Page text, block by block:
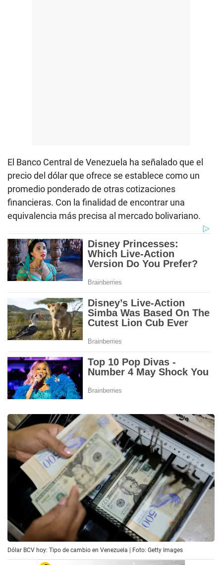
El Banco Central de Venezuela ha señalado que el
precio del dólar que ofrece se establece como un
promedio ponderado de otras cotizaciones
financieras. Con la finalidad de encontrar una
equivalencia más precisa al mercado bolivariano.
Dólar BCV hoy: Tipo de cambio en Venezuela | Foto: Getty Images